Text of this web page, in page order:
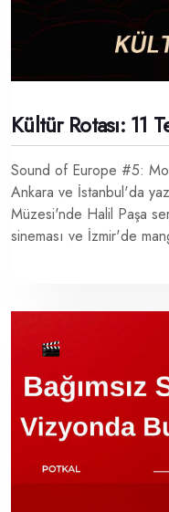
Kültür Rotası: 11
Sound of Europe #5:
Ankara ve İstanbul'da
Müzesi'nde Halil Paşa
sineması ve İzmir'de